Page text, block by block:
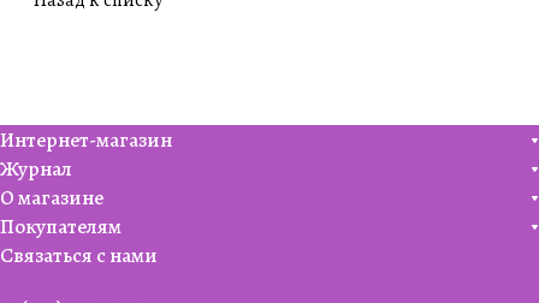
Интернет-магазин
Журнал
О магазине
Покупателям
Связаться с нами